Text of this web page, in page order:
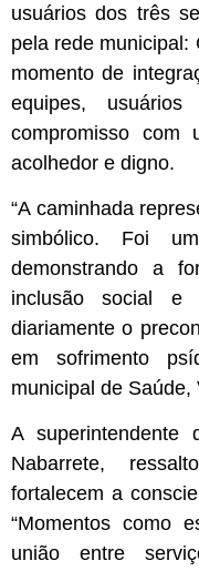
usuários dos três
pela rede municipal:
momento de
equipes,
compromisso com
acolhedor e digno.
“A caminhada
simbólico. Foi
demonstrando a
inclusão social e
diariamente o
em sofrimento
municipal de Saúde,
A superintendente
Nabarrete,
fortalecem a
“Momentos como
união entre